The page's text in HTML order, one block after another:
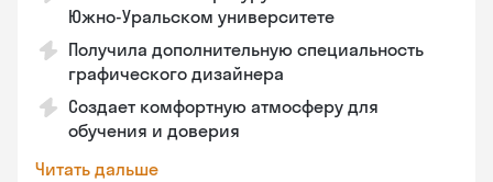
Южно-Уральском университете
Получила дополнительную специальность
графического дизайнера
Создает комфортную атмосферу для
обучения и доверия
Читать дальше